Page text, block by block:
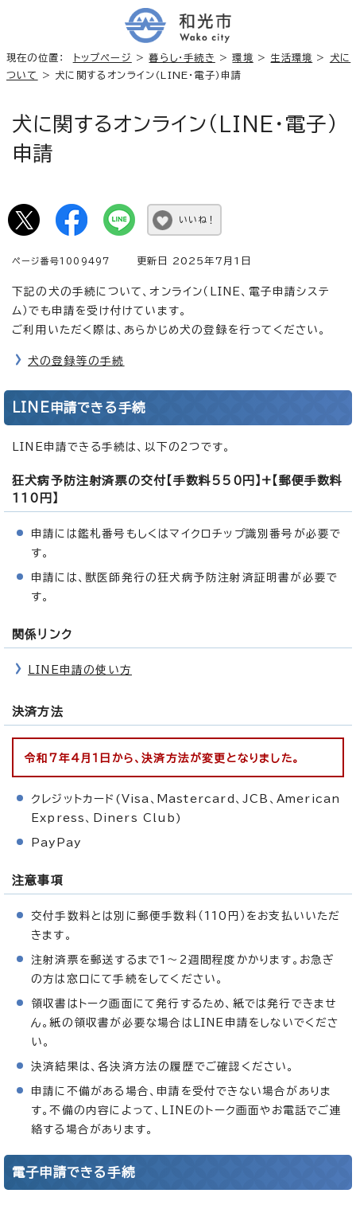
現在の位置： トップページ >暮らし・手続き >環境 > 生活環境 > 犬に
ついて
> 犬に関するオンライン（LINE・電子）申請
犬に関するオンライン（LINE・電子）
申請
いいね！
ページ番号1009497 更新日 2025年7月1日
下記の犬の手続について、オンライン（LINE、電子申請システ
ム）でも申請を受け付けています。
ご利用いただく際は、あらかじめ犬の登録を行ってください。
犬の登録等の手続
LINE申請できる手続
LINE申請できる手続は、以下の2つです。
狂犬病予防注射済票の交付【手数料550円】+【郵便手数料
110円】
申請には鑑札番号もしくはマイクロチップ識別番号が必要で
す。
申請には、獣医師発行の狂犬病予防注射済証明書が必要で
す。
関係リンク
LINE申請の使い方
決済方法
令和7年4月1日から、決済方法が変更となりました。
クレジットカード(Visa、Mastercard、JCB、American
Express、Diners Club)
PayPay
注意事項
交付手数料とは別に郵便手数料（110円）をお支払いいただ
きます。
注射済票を郵送するまで1～2週間程度かかります。お急ぎ
の方は窓口にて手続をしてください。
領収書はトーク画面にて発行するため、紙では発行できませ
ん。紙の領収書が必要な場合はLINE申請をしないでくださ
い。
決済結果は、各決済方法の履歴でご確認ください。
申請に不備がある場合、申請を受付できない場合がありま
す。不備の内容によって、LINEのトーク画面やお電話でご連
絡する場合があります。
電子申請できる手続